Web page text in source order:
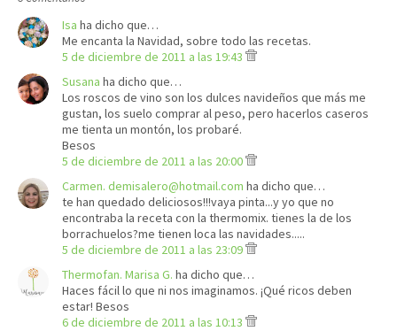
Isa ha dicho que…
Me encanta la Navidad, sobre todo las recetas.
5 de diciembre de 2011 a las 19:43
Susana ha dicho que…
Los roscos de vino son los dulces navideños que más me
gustan, los suelo comprar al peso, pero hacerlos caseros
me tienta un montón, los probaré.
Besos
5 de diciembre de 2011 a las 20:00
Carmen. demisalero@hotmail.com ha dicho que…
te han quedado deliciosos!!!vaya pinta...y yo que no
encontraba la receta con la thermomix. tienes la de los
borrachuelos?me tienen loca las navidades.....
5 de diciembre de 2011 a las 23:09
Thermofan. Marisa G. ha dicho que…
Haces fácil lo que ni nos imaginamos. ¡Qué ricos deben
estar! Besos
6 de diciembre de 2011 a las 10:13